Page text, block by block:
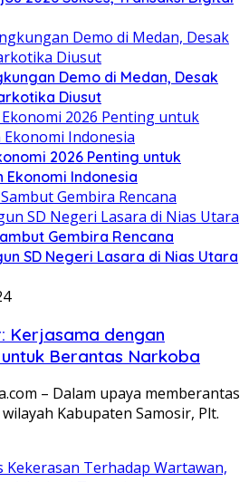
Demo di Medan, Desak
Diusut
2026 Penting untuk
Indonesia
Gembira Rencana
SD Negeri Lasara di Nias Utara
Kerjasama dengan
Berantas Narkoba
– Dalam upaya memberantas
Kabupaten Samosir, Plt.